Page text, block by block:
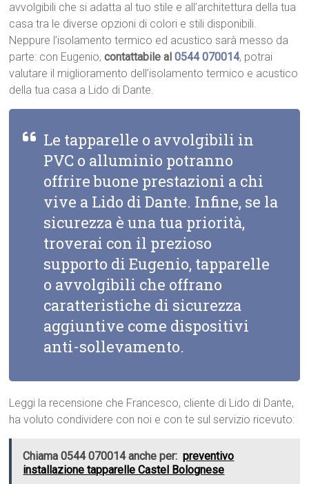
avvolgibili che si adatta al tuo stile e all’architettura della tua
casa tra le diverse opzioni di colori e stili disponibili.
Neppure l’isolamento termico ed acustico sarà messo da
parte: con Eugenio,contattabile al0544 070014, potrai
valutare il miglioramento dell’isolamento termico e acustico
della tua casa a Lido di Dante.
Le tapparelle o avvolgibili in
PVC o alluminio potranno
offrire buone prestazioni a chi
vive a Lido di Dante. Infine, se la
sicurezza è una tua priorità,
troverai con il prezioso
supporto di Eugenio, tapparelle
o avvolgibili che offrano
caratteristiche di sicurezza
aggiuntive come dispositivi
anti-sollevamento.
Leggi la recensione che Francesco, cliente di Lido di Dante,
ha voluto condividere con noi e con te sul servizio ricevuto:
Chiama 0544 070014 anche per: preventivo
installazione tapparelle Castel Bolognese